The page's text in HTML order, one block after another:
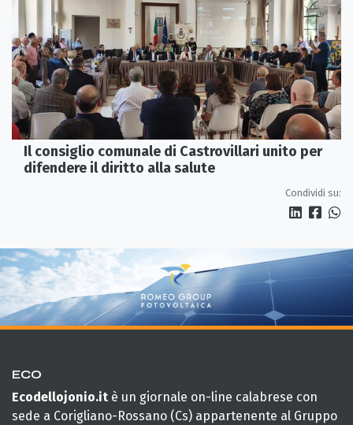
Il consiglio comunale di Castrovillari unito per
difendere il diritto alla salute
Condividi su:
ECO
Ecodellojonio.it è un giornale on-line calabrese con
sede a Corigliano-Rossano (Cs) appartenente al Gruppo